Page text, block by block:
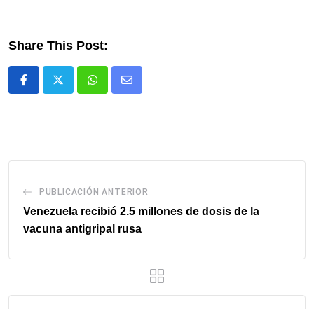
Share This Post:
WhatsappComparte
PUBLICACIÓN ANTERIOR
Venezuela recibió 2.5 millones de dosis de la
vacuna antigripal rusa